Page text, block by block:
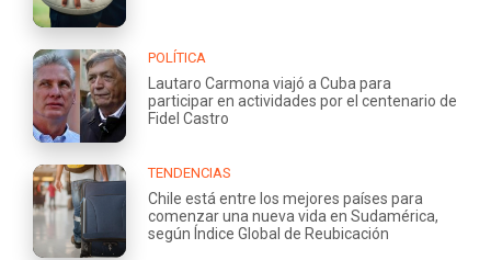
POLÍTICA
Lautaro Carmona viajó a Cuba para
participar en actividades por el centenario de
Fidel Castro
TENDENCIAS
Chile está entre los mejores países para
comenzar una nueva vida en Sudamérica,
según Índice Global de Reubicación